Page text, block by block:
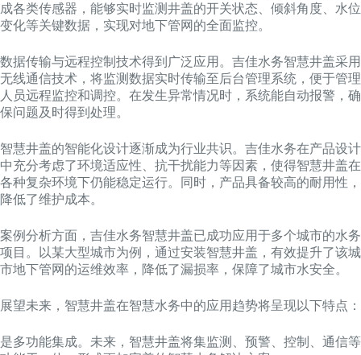
成各类传感器，能够实时监测井盖的开关状态、倾斜角度、水位
变化等关键数据，实现对地下管网的全面监控。
数据传输与远程控制技术得到广泛应用。吉佳水务智慧井盖采用
无线通信技术，将监测数据实时传输至后台管理系统，便于管理
人员远程监控和调控。在发生异常情况时，系统能自动报警，确
保问题及时得到处理。
智慧井盖的智能化设计逐渐成为行业共识。吉佳水务在产品设计
中充分考虑了环境适应性、抗干扰能力等因素，使得智慧井盖在
各种复杂环境下仍能稳定运行。同时，产品具备较高的耐用性，
降低了维护成本。
案例分析方面，吉佳水务智慧井盖已成功应用于多个城市的水务
项目。以某大型城市为例，通过安装智慧井盖，有效提升了该城
市地下管网的运维效率，降低了漏损率，保障了城市水安全。
展望未来，智慧井盖在智慧水务中的应用趋势将呈现以下特点：
是多功能集成。未来，智慧井盖将集监测、预警、控制、通信等